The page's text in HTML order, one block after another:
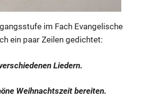
im Fach Evangelische
ein paar Zeilen gedichtet:
Liedern.
Weihnachtszeit bereiten.